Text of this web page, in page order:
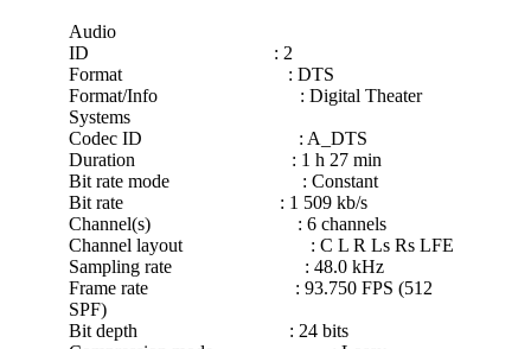
Audio
ID : 2
Format : DTS
Format/Info : Digital Theater
Systems
Codec ID : A_DTS
Duration : 1 h 27 min
Bit rate mode : Constant
Bit rate : 1 509 kb/s
Channel(s) : 6 channels
Channel layout : C L R Ls Rs LFE
Sampling rate : 48.0 kHz
Frame rate : 93.750 FPS (512
SPF)
Bit depth : 24 bits